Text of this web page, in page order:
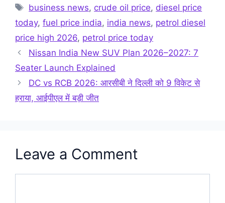
Tags
business news, crude oil price, diesel price
today, fuel price india, india news, petrol diesel
price high 2026, petrol price today
Nissan India New SUV Plan 2026–2027: 7
Seater Launch Explained
DC vs RCB 2026: आरसीबी ने दिल्ली को 9 विकेट से
हराया, आईपीएल में बड़ी जीत
Leave a Comment